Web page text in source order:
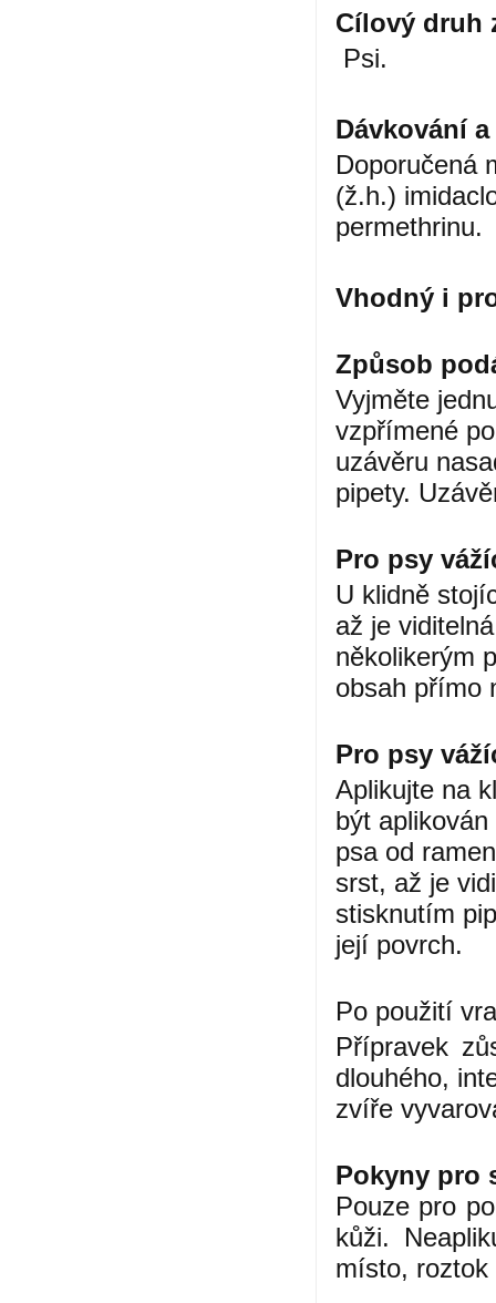
Cílový druh
Psi.
Dávkování
Doporučená
(ž.h.)
permethrinu.
Vhodný i
Způsob
Vyjměte
vzpřímené
uzávěru
pipety.
Pro psy
U klidně
až je
několikerým
obsah přímo
Pro psy
Aplikujte na
být
psa od
srst, až je
stisknutím
její povrch.
Po použití
Přípravek
dlouhého,
zvíře
Pokyny pro
Pouze pro
kůži.
místo, roztok